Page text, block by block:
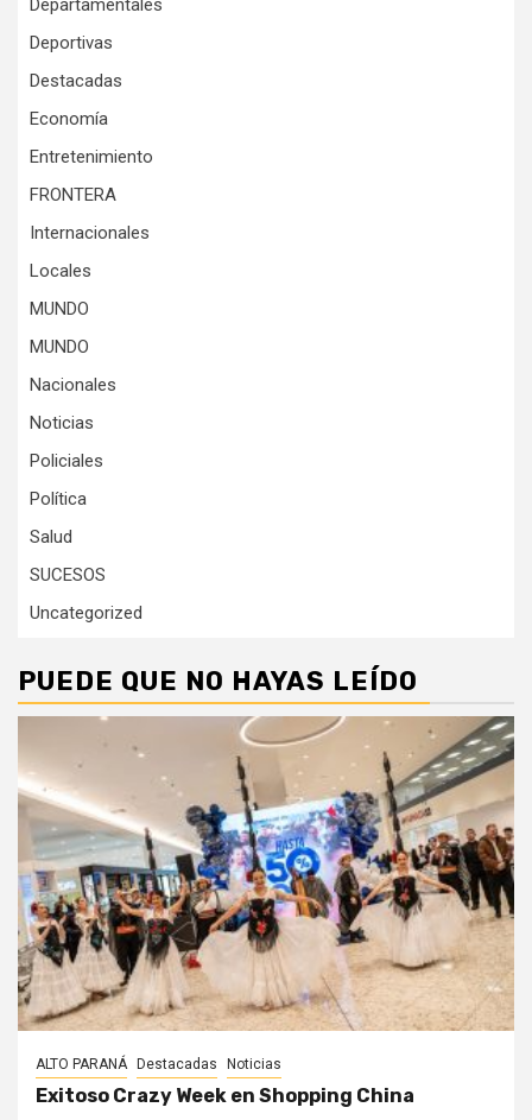
Departamentales
Deportivas
Destacadas
Economía
Entretenimiento
FRONTERA
Internacionales
Locales
MUNDO
MUNDO
Nacionales
Noticias
Policiales
Política
Salud
SUCESOS
Uncategorized
PUEDE QUE NO HAYAS LEÍDO
ALTO PARANÁ Destacadas Noticias
Exitoso Crazy Week en Shopping China